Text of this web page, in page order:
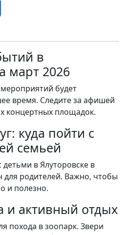
в
март 2026
будет
время. Следите за афишей
концертных площадок.
куда пойти с
семьей
детьми в Ялуторовске в
для родителей. Важно, чтобы
и полезно.
и активный отдых
похода в зоопарк. Звери